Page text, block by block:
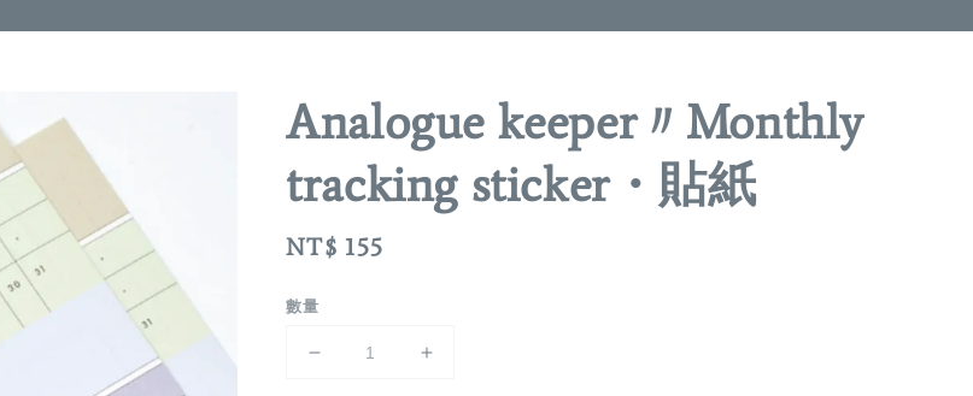
Analogue keeper〃Monthly
tracking sticker・貼紙
Regular
NT$ 155
數量